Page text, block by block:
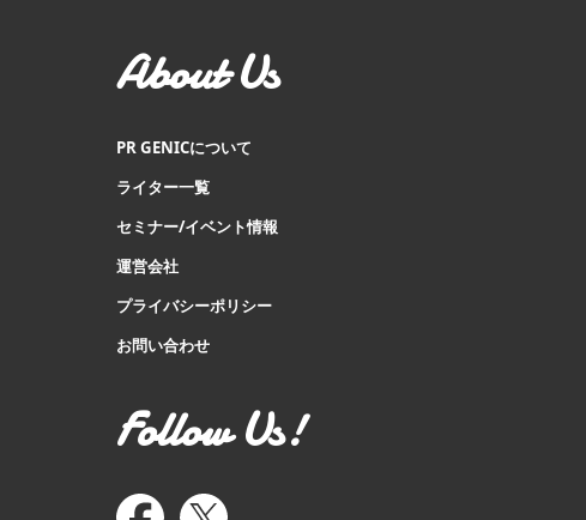
About Us
PR GENICについて
ライター一覧
セミナー/イベント情報
運営会社
プライバシーポリシー
お問い合わせ
Follow Us!